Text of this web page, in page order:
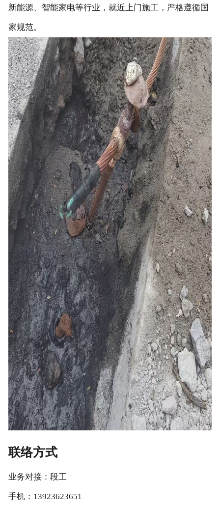
新能源、智能家电等行业，就近上门施工，严格遵循国
家规范。
联络方式
业务对接：段工
手机：13923623651